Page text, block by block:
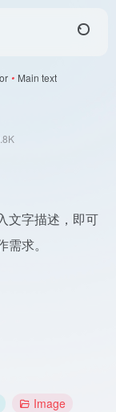
• Main text
K
文字描述，即可
求。
Image